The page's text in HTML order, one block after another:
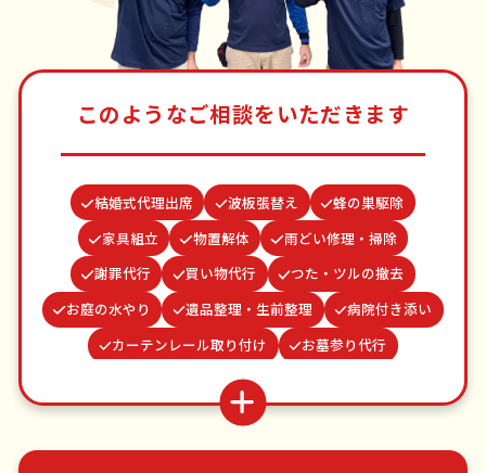
このようなご相談をいただきます
結婚式代理出席 波板張替え
蜂の巣駆除
家具組立
物置解体
雨どい修理・掃除
謝罪代行
買い物代行
つた・ツルの撤去
お庭の水やり
遺品整理・生前整理
病院付き添い
カーテンレール取り付け
お墓参り代行
ゴキブリ駆除
場所取り代行
水道パッキン交換
網戸張替え
並び代行
不用品回収
ゴミ屋敷片付け